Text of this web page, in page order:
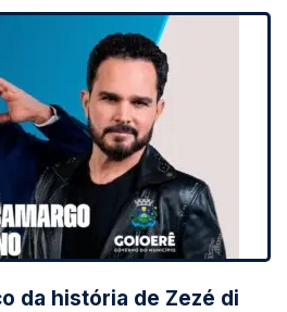
da história de Zezé di